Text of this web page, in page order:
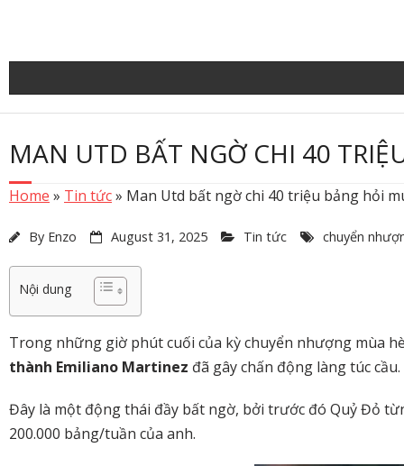
content
MAN UTD BẤT NGỜ CHI 40
Home » Tin tức» Man Utd bất ngờ chi 40 triệu bảng hỏi
By Enzo August 31, 2025 Tin tức chuyển
Nội dung
Trong những giờ phút cuối của kỳ chuyển nhượng mùa
thành Emiliano Martinez đã gây chấn động làng túc cầu.
Đây là một động thái đầy bất ngờ, bởi trước đó Quỷ Đỏ
200.000 bảng/tuần của anh.